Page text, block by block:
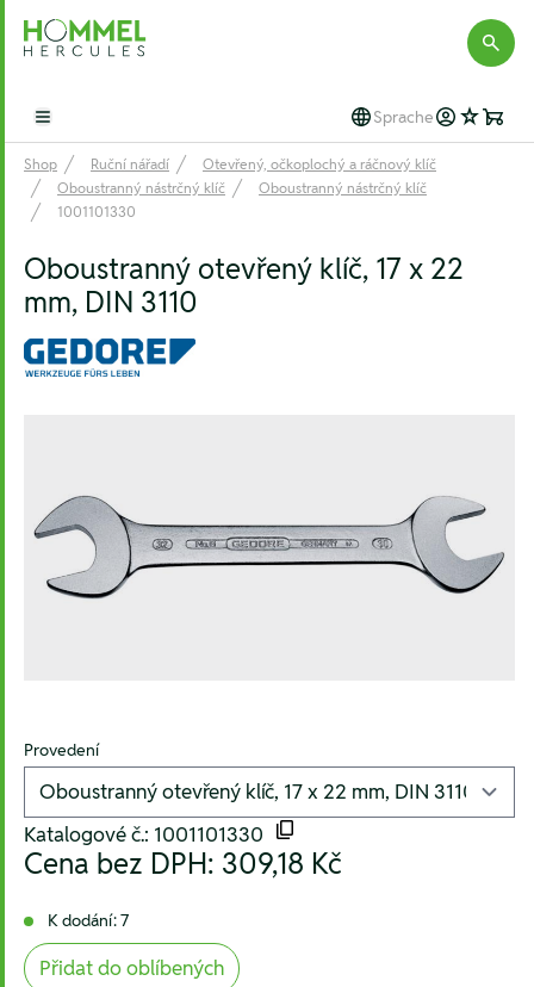
Hommel Hercules
Open main menu Sprache
Shop Ruční nářadí
Otevřený, očkoplochý a ráčnový klíč
Oboustranný nástrčný klíč
Oboustranný nástrčný klíč
1001101330
Oboustranný otevřený klíč, 17 x 22
mm, DIN 3110
Provedení
Katalogové č.: 1001101330
Cena bez DPH: 309,18 Kč
K dodání: 7
Přidat do oblíbených